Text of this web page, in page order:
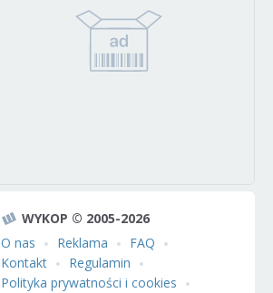
WYKOP © 2005-2026
O nas
Reklama
FAQ
Kontakt
Regulamin
Polityka prywatności i cookies